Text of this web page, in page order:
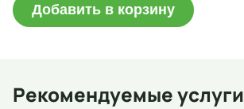
Добавить в корзину
Рекомендуемые услуги